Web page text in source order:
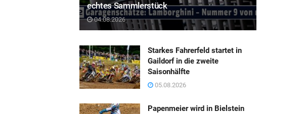
echtes Sammlerstück
04.08.2026
Starkes Fahrerfeld startet in
Gaildorf in die zweite
Saisonhälfte
05.08.2026
Papenmeier wird in Bielstein